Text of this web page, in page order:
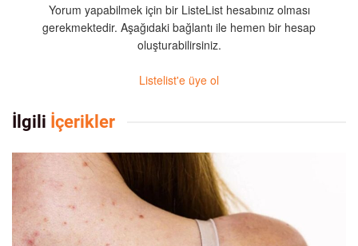
Yorum yapabilmek için bir ListeList hesabınız olması
gerekmektedir. Aşağıdaki bağlantı ile hemen bir hesap
oluşturabilirsiniz.
Listelist'e üye ol
İlgili İçerikler